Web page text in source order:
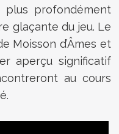
plus profondément
glaçante du jeu. Le
Moisson d’Âmes et
aperçu significatif
au cours